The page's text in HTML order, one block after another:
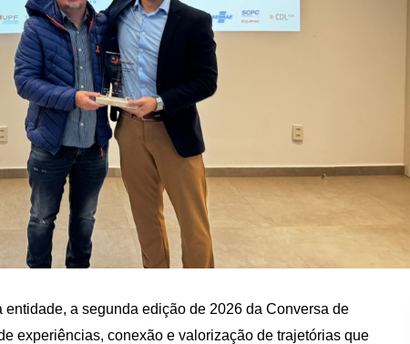
a segunda edição de 2026 da Conversa de
experiências, conexão e valorização de trajetórias que